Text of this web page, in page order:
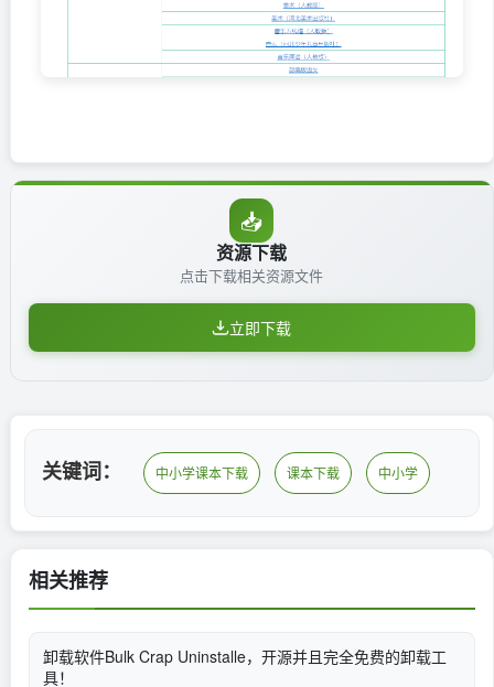
📥
资源下载
点击下载相关资源文件
立即下载
关键词： 中小学课本下载 课本下载 中小学
相关推荐
卸载软件Bulk Crap Uninstalle，开源并且完全免费的卸载工
具！